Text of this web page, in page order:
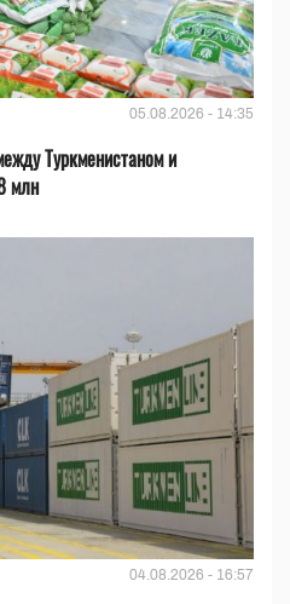
05.08.2026 - 14:35
Туркменистаном и
млн
04.08.2026 - 16:57